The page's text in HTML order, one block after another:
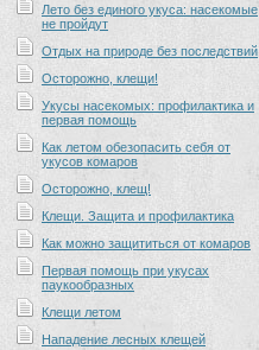
Лето без единого укуса: насекомые
не пройдут
Отдых на природе без последствий
Осторожно, клещи!
Укусы насекомых: профилактика и
первая помощь
Как летом обезопасить себя от
укусов комаров
Осторожно, клещ!
Клещи. Защита и профилактика
Как можно защититься от комаров
Первая помощь при укусах
паукообразных
Клещи летом
Нападение лесных клещей